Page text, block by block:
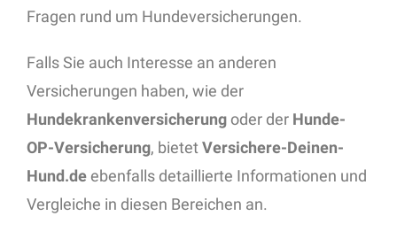
Fragen rund um Hundeversicherungen.
Falls Sie auch Interesse an anderen
Versicherungen haben, wie der
Hundekrankenversicherungoder der Hunde-
OP-Versicherung, bietet Versichere-Deinen-
Hund.deebenfalls detaillierte Informationen und
Vergleiche in diesen Bereichen an.